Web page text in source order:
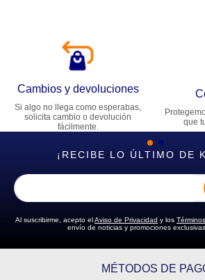
Cambios y devoluciones
Si algo no llega como esperabas,
solicita cambio o devolución
fácilmente.
que
¡RECIBE LO ÚLTIMO DE
Al suscribirme, acepto elAviso de Privacidad y los
envío de noticias y promociones
MÉTODOS DE